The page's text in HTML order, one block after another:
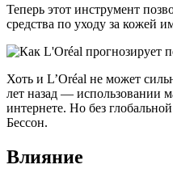
Теперь этот инструмент
средства по уходу за кожей
Хоть и L’Oréal не может
лет назад — использовании
интернете. Но без
Бессон.
Влияние